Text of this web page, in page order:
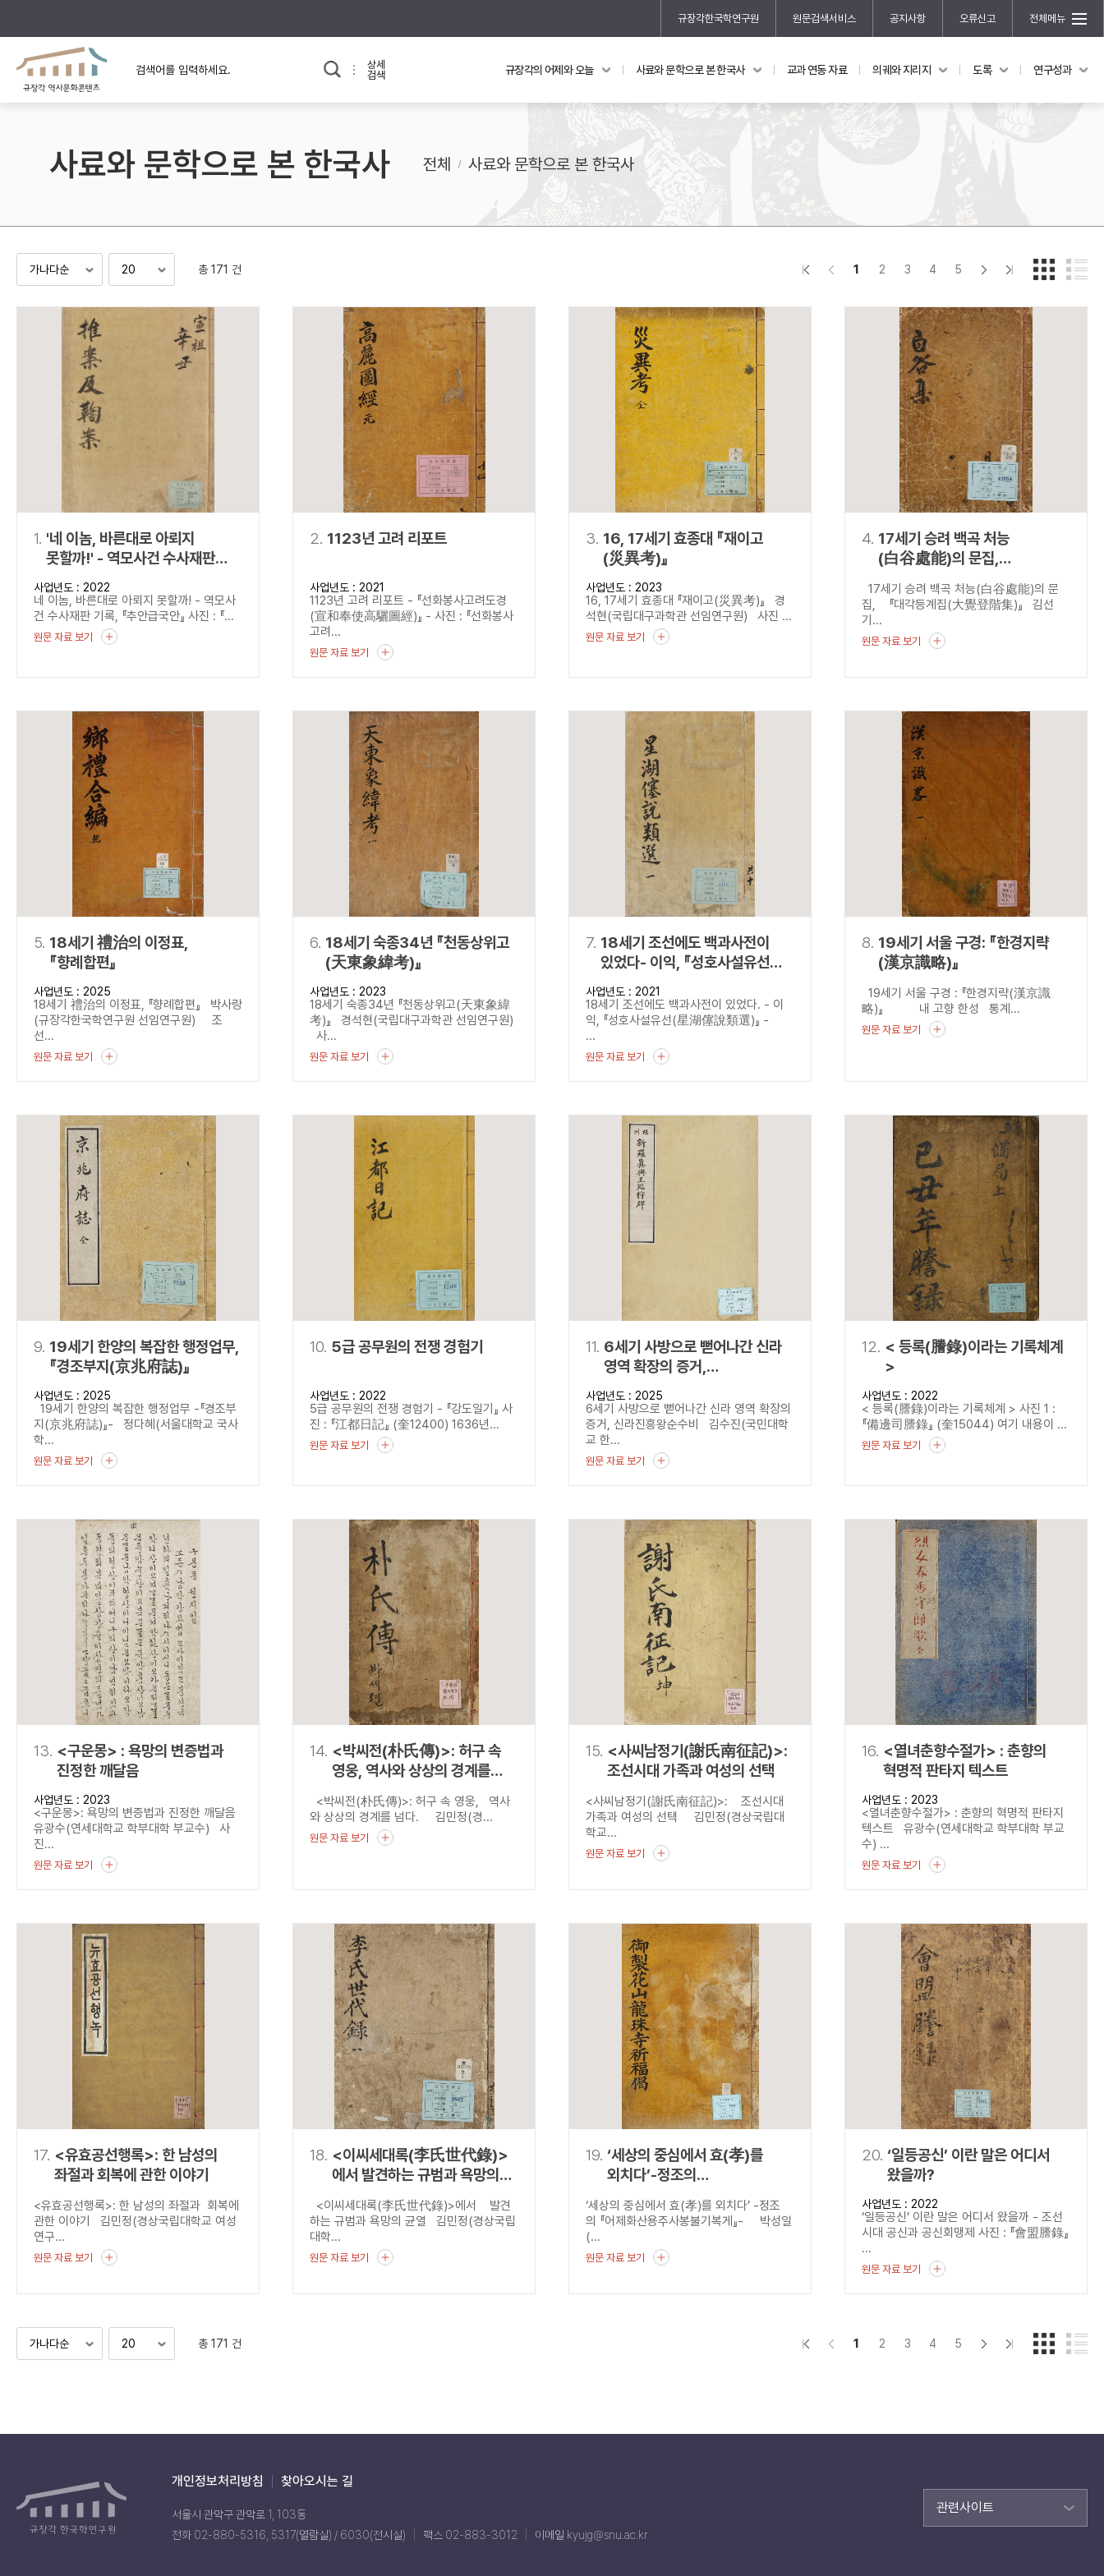
규장각한국학연구원 원문검색서비스 공지사항 오류신고 전체메뉴
규장각의 어제와 오늘
규장각 소개영상
사료와 문학으로 본
고대
고려
조선 후기
교과 연동 자료 의궤와 지리지
지리지 이야기
도록 연구성과
신진학자 초청 연구교류 사업
규장각-산기 연구비 지원 사업
기획연구
홍재 한국학 펠로십 프로그램
상세
검색
검색 연산자 사용안내
설명
정조 AND 정약용
“정조”와 “정약용”이 동시에 포함된 자료를 검
정조 OR 정약용 “정조” 또는 “정약용”이 포함된 자료를 검색
정조 NOT 정약용
“정조”가 나온 후 “정약용”이 나오지 않는 자
규장각의 어제와 오늘 사료와 문학으로 본 한국사 교과 연동 자료 의궤와 지리지 도록 연구성과
사료와 문학으로 본 한국사 전체 사료와 문학으로 본 한국사
총 171 건 1 2 3 4 5
1. '네 이놈, 바른대로 아뢰지
못할까!' - 역모사건 수사재판
기록, 『추안급국안』
사업년도 : 2022
네 이놈, 바른대로 아뢰지 못할까! - 역모사
건 수사재판 기록, 『추안급국안』 사진 : 『...
원문 자료 보기
2. 1123년 고려 리포트
사업년도 : 2021
1123년 고려 리포트 - 『선화봉사고려도경
(宣和奉使高驪圖經)』 - 사진 : 『선화봉사
고려...
원문 자료 보기
3. 16, 17세기 효종대 『재이고
(災異考)』
사업년도 : 2023
16, 17세기 효종대 『재이고(災異考)』 경
석현(국립대구과학관 선임연구원) 사진 ...
원문 자료 보기
4. 17세기 승려 백곡 처능
(白谷處能)의 문집,
17세기 승려 백곡 처능(白谷處能)의 문
집, 『대각등계집(大覺登階集)』 김선
기...
원문 자료 보기
5. 18세기 禮治의 이정표,
『향례합편』
사업년도 : 2025
18세기 禮治의 이정표, 『향례합편』 박사랑
(규장각한국학연구원 선임연구원) 조
선...
원문 자료 보기
6. 18세기 숙종34년 『천동상위고
(天東象緯考)』
사업년도 : 2023
18세기 숙종34년 『천동상위고(天東象緯
考)』 경석현(국립대구과학관 선임연구원)
사...
원문 자료 보기
7. 18세기 조선에도 백과사전이
있었다- 이익, 『성호사설유선
(星湖僿說類選)』 -
사업년도 : 2021
18세기 조선에도 백과사전이 있었다. - 이
익, 『성호사설유선(星湖僿說類選)』 -
...
원문 자료 보기
8. 19세기 서울 구경: 『한경지략
(漢京識略)』
19세기 서울 구경 : 『한경지략(漢京識
略)』 내 고향 한성 통계...
원문 자료 보기
9. 19세기 한양의 복잡한 행정업무,
『경조부지(京兆府誌)』
사업년도 : 2025
19세기 한양의 복잡한 행정업무 -『경조부
지(京兆府誌)』- 정다혜(서울대학교 국사
학...
원문 자료 보기
10. 5급 공무원의 전쟁 경험기
사업년도 : 2022
5급 공무원의 전쟁 경험기 - 『강도일기』 사
진 : 『江都日記』 (奎12400) 1636년...
원문 자료 보기
11. 6세기 사방으로 뻗어나간 신라
영역 확장의 증거,
신라진흥왕순수비
사업년도 : 2025
6세기 사방으로 뻗어나간 신라 영역 확장의
증거, 신라진흥왕순수비 김수진(국민대학
교 한...
원문 자료 보기
12. < 등록(謄錄)이라는 기록체계
>
사업년도 : 2022
< 등록(謄錄)이라는 기록체계 > 사진 1 :
『備邊司謄錄』 (奎15044) 여기 내용이 ...
원문 자료 보기
13. <구운몽> : 욕망의 변증법과
진정한 깨달음
사업년도 : 2023
<구운몽>: 욕망의 변증법과 진정한 깨달음
유광수(연세대학교 학부대학 부교수) 사
진...
원문 자료 보기
14. <박씨전(朴氏傳)>: 허구 속
영웅, 역사와 상상의 경계를
<박씨전(朴氏傳)>: 허구 속 영웅, 역사
와 상상의 경계를 넘다. 김민정(경...
원문 자료 보기
15. <사씨남정기(謝氏南征記)>:
조선시대 가족과 여성의 선택
<사씨남정기(謝氏南征記)>: 조선시대
가족과 여성의 선택 김민정(경상국립대
학교...
원문 자료 보기
16. <열녀춘향수절가> : 춘향의
혁명적 판타지 텍스트
사업년도 : 2023
<열녀춘향수절가> : 춘향의 혁명적 판타지
텍스트 유광수(연세대학교 학부대학 부교
수) ...
원문 자료 보기
17. <유효공선행록>: 한 남성의
좌절과 회복에 관한 이야기
<유효공선행록>: 한 남성의 좌절과 회복에
관한 이야기 김민정(경상국립대학교 여성
연구...
원문 자료 보기
18. <이씨세대록(李氏世代錄)>
에서 발견하는 규범과 욕망의
<이씨세대록(李氏世代錄)>에서 발견
하는 규범과 욕망의 균열 김민정(경상국립
대학...
원문 자료 보기
19. ‘세상의 중심에서 효(孝)를
외치다’-정조의
『어제화산용주사봉불기복게』-
‘세상의 중심에서 효(孝)를 외치다’ -정조
의 『어제화산용주사봉불기복게』- 박성일
(...
원문 자료 보기
20. ‘일등공신’ 이란 말은 어디서
왔을까?
사업년도 : 2022
‘일등공신’ 이란 말은 어디서 왔을까 - 조선
시대 공신과 공신회맹제 사진 : 『會盟謄錄』
...
원문 자료 보기
총 171 건 1 2 3 4 5
개인정보처리방침 찾아오시는 길
서울시 관악구 관악로 1, 103동
전화 02-880-5316, 5317(열람실) / 6030(전시실)
팩스 02-883-3012 이메일 kyujg@snu.ac.kr
관련사이트